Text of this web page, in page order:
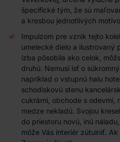
špecifické tým, že sú
a kresbou jednotlivých
Impulzom pre vznik tejto
umelecké dielo a ilustrovaný
izba pôsobila ako celok,
druhú. Nemusí ísť o
napríklad o vstupnú halu
schodiskovú stenu
cukrárni, obchode s odevmi,
medze nekladú. Svojou
do priestoru novú, inú
môže Vás interiér zútulniť.